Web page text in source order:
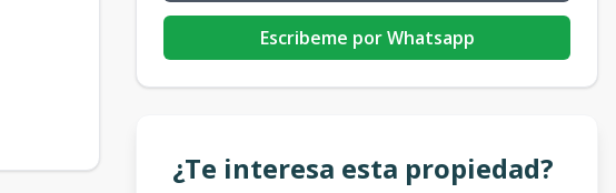
Escribeme por Whatsapp
¿Te interesa esta propiedad?